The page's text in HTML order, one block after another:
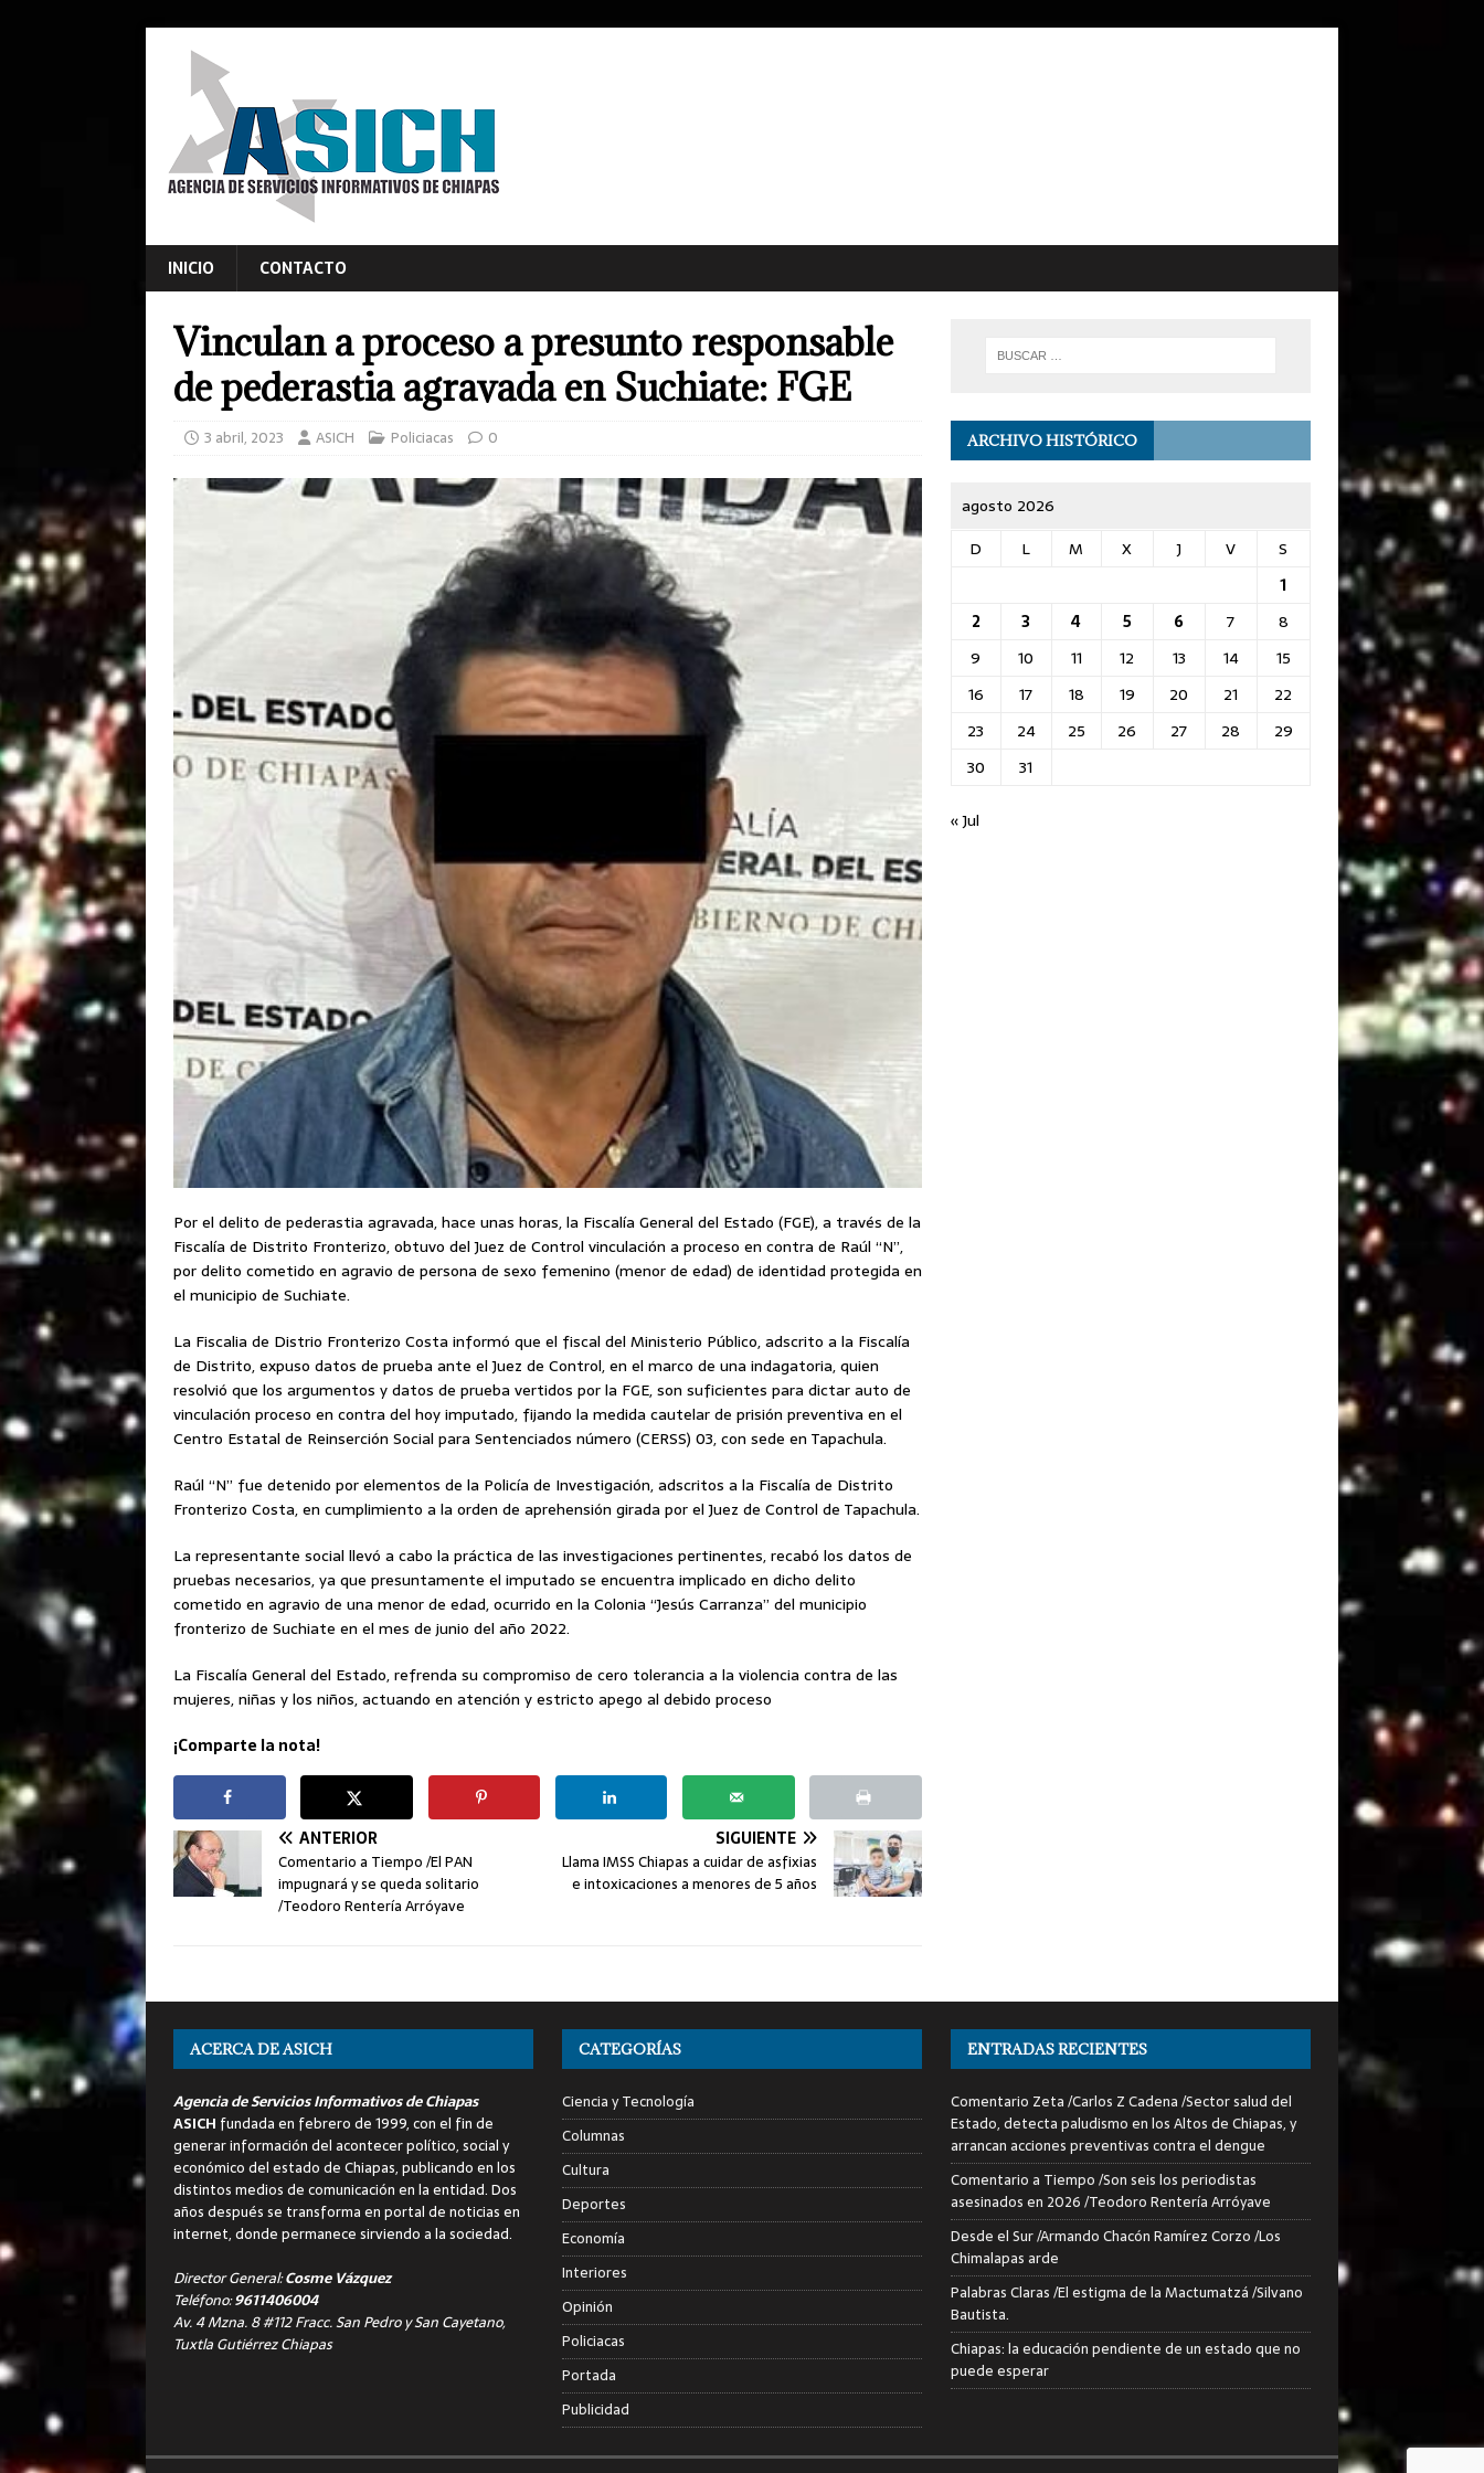
INICIO CONTACTO
Vinculan a proceso a presunto responsable
de pederastia agravada en Suchiate: FGE
3 abril, 2023 ASICH Policiacas 0
Por el delito de pederastia agravada, hace unas horas, la Fiscalía General del Estado (FGE), a través de la
Fiscalía de Distrito Fronterizo, obtuvo del Juez de Control vinculación a proceso en contra de Raúl “N”,
por delito cometido en agravio de persona de sexo femenino (menor de edad) de identidad protegida en
el municipio de Suchiate.
La Fiscalia de Distrio Fronterizo Costa informó que el fiscal del Ministerio Público, adscrito a la Fiscalía
de Distrito, expuso datos de prueba ante el Juez de Control, en el marco de una indagatoria, quien
resolvió que los argumentos y datos de prueba vertidos por la FGE, son suficientes para dictar auto de
vinculación proceso en contra del hoy imputado, fijando la medida cautelar de prisión preventiva en el
Centro Estatal de Reinserción Social para Sentenciados número (CERSS) 03, con sede en Tapachula.
Raúl “N” fue detenido por elementos de la Policía de Investigación, adscritos a la Fiscalía de Distrito
Fronterizo Costa, en cumplimiento a la orden de aprehensión girada por el Juez de Control de Tapachula.
La representante social llevó a cabo la práctica de las investigaciones pertinentes, recabó los datos de
pruebas necesarios, ya que presuntamente el imputado se encuentra implicado en dicho delito
cometido en agravio de una menor de edad, ocurrido en la Colonia “Jesús Carranza” del municipio
fronterizo de Suchiate en el mes de junio del año 2022.
La Fiscalía General del Estado, refrenda su compromiso de cero tolerancia a la violencia contra de las
mujeres, niñas y los niños, actuando en atención y estricto apego al debido proceso
¡Comparte la nota!
ANTERIOR
Comentario a Tiempo /El PAN
impugnará y se queda solitario
/Teodoro Rentería Arróyave
SIGUIENTE
Llama IMSS Chiapas a cuidar de asfixias
e intoxicaciones a menores de 5 años
ARCHIVO HISTÓRICO
agosto 2026
D
L M X J V
S
1
2
3 4 5 6 7
8
9
10 11 12 13 14
15
16
17 18 19 20 21
22
23
24 25 26 27 28
29
30
31
« Jul
ACERCA DE ASICH
Agencia de Servicios Informativos de Chiapas
ASICH fundada en febrero de 1999, con el fin de
generar información del acontecer político, social y
económico del estado de Chiapas, publicando en los
distintos medios de comunicación en la entidad. Dos
años después se transforma en portal de noticias en
internet, donde permanece sirviendo a la sociedad.
Director General:Cosme Vázquez
Teléfono:9611406004
Av. 4 Mzna. 8 #112 Fracc. San Pedro y San Cayetano,
Tuxtla Gutiérrez Chiapas
CATEGORÍAS
Ciencia y Tecnología
Columnas
Cultura
Deportes
Economía
Interiores
Opinión
Policiacas
Portada
Publicidad
ENTRADAS RECIENTES
Comentario Zeta /Carlos Z Cadena /Sector salud del
Estado, detecta paludismo en los Altos de Chiapas, y
arrancan acciones preventivas contra el dengue
Comentario a Tiempo /Son seis los periodistas
asesinados en 2026 /Teodoro Rentería Arróyave
Desde el Sur /Armando Chacón Ramírez Corzo /Los
Chimalapas arde
Palabras Claras /El estigma de la Mactumatzá /Silvano
Bautista.
Chiapas: la educación pendiente de un estado que no
puede esperar